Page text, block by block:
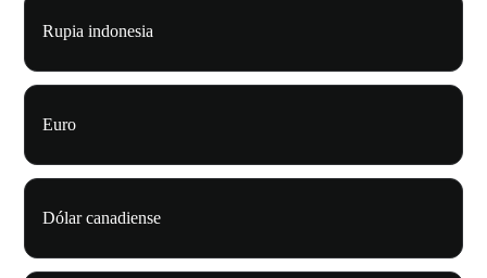
Rupia indonesia
Euro
Dólar canadiense